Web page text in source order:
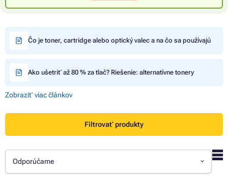
Čo je toner, cartridge alebo optický valec a na čo sa používajú
Ako ušetriť až 80 % za tlač? Riešenie: alternatívne tonery
Zobraziť viac článkov
Filtrovať produkty
Odporúčame